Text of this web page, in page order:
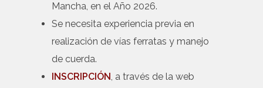
Mancha, en el Año 2026.
Se necesita experiencia previa en
realización de vías ferratas y manejo
de cuerda.
INSCRIPCIÓN, a través de la web